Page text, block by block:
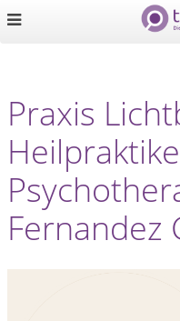
Praxis
Fernandez